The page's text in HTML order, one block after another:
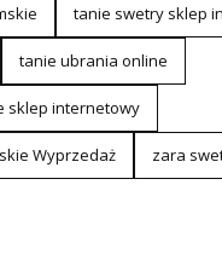
tanie swetry sklep
tanie ubrania online
sklep internetowy
Wyprzedaż zara